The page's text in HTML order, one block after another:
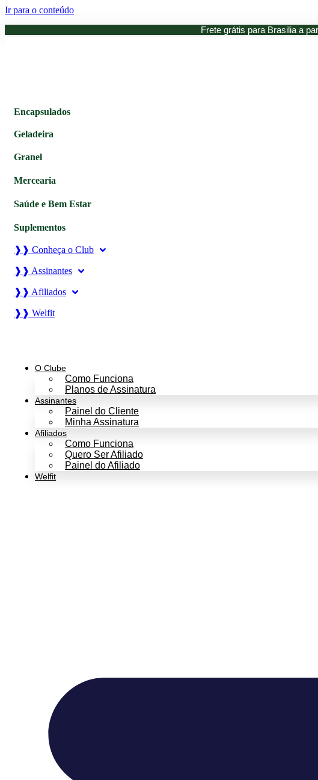
Ir para o conteúdo
Frete grátis para Brasilia a
Encapsulados
Geladeira
Granel
Mercearia
Saúde e Bem Estar
Suplementos
❱❱ Conheça o Club
❱❱ Assinantes
❱❱ Afiliados
❱❱ Welfit
O Clube
Como Funciona
Planos de Assinatura
Assinantes
Painel do Cliente
Minha Assinatura
Afiliados
Como Funciona
Quero Ser Afiliado
Painel do Afiliado
Welfit